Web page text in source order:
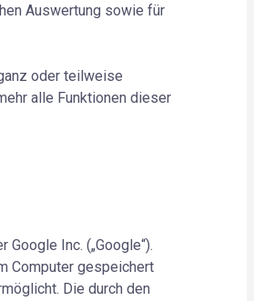
Auswertung sowie für
oder teilweise
alle Funktionen dieser
Inc. („Google“).
Computer gespeichert
Die durch den